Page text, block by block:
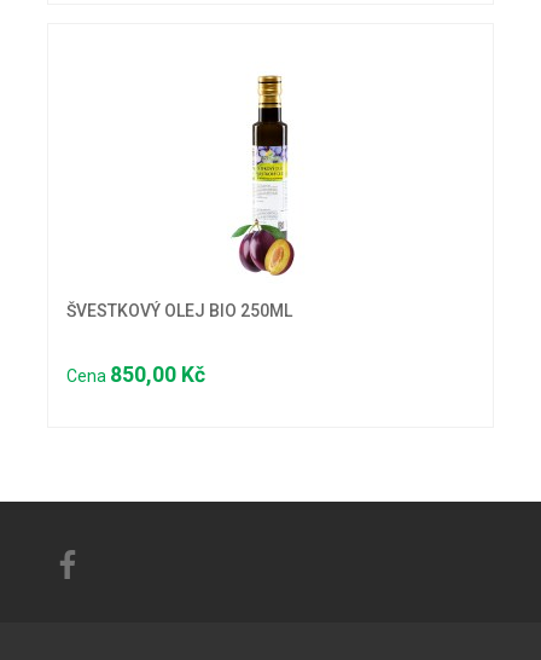
ŠVESTKOVÝ OLEJ BIO 250ML
Cena 850,00 Kč